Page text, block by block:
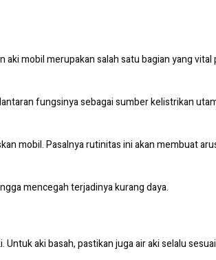
aki mobil merupakan salah satu bagian yang vital
fungsinya sebagai sumber kelistrikan
mobil. Pasalnya rutinitas ini akan membuat
mencegah terjadinya kurang daya.
aki basah, pastikan juga air aki selalu